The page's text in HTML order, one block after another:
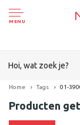
MENU
Home Tags 01-
Producten